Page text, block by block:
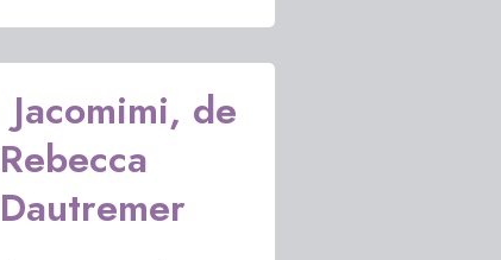
Jacomimi, de
Rebecca
Dautremer